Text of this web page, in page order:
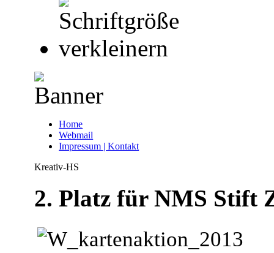
Home
Webmail
Impressum | Kontakt
Kreativ-HS
2. Platz für NMS Stift